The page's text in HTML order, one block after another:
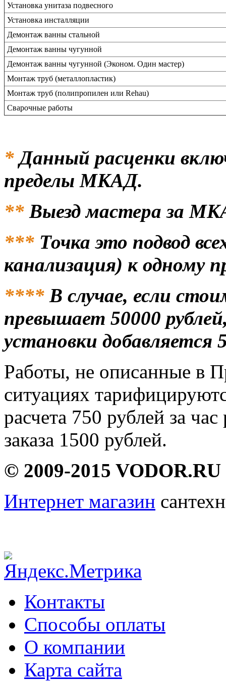
Установка унитаза подвесного
Установка инсталляции
Демонтаж ванны стальной
Демонтаж ванны чугунной
Демонтаж ванны чугунной (Эконом. Один мастер)
Монтаж труб (металлопластик)
Монтаж труб (полипропилен или Rehau)
Сварочные работы
*Данный расценки
пределы МКАД.
** Выезд мастера за
*** Точка это подвод
канализация) к одному
**** В случае, если
превышает 50000
установки
Работы, не описанные в
ситуациях
расчета 750 рублей за
заказа 1500 рублей.
© 2009-2015 VODOR.RU
Интернет магазин
Контакты
Способы оплаты
О компании
Карта сайта